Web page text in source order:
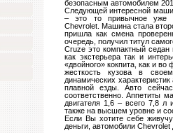
безопасным автомобилем
Следующей интересной
– это то привычное уже
Chevrolet. Машина стала
пришла как смена
очередь, получил титул
Сruze это компактный
как экстерьера так и
«двойного» кокпита, как и
жесткость кузова в
динамических
плавной езды. Авто
соответственно. Аппетиты
двигателя 1,6 – всего 7,8
также на высшем уровне и
Если Вы хотите себе
деньги, автомобили Сhevrolet